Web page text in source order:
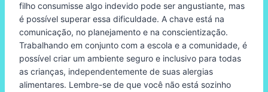
filho consumisse algo indevido pode ser angustiante, mas
é possível superar essa dificuldade. A chave está na
comunicação, no planejamento e na conscientização.
Trabalhando em conjunto com a escola e a comunidade, é
possível criar um ambiente seguro e inclusivo para todas
as crianças, independentemente de suas alergias
alimentares. Lembre-se de que você não está sozinho